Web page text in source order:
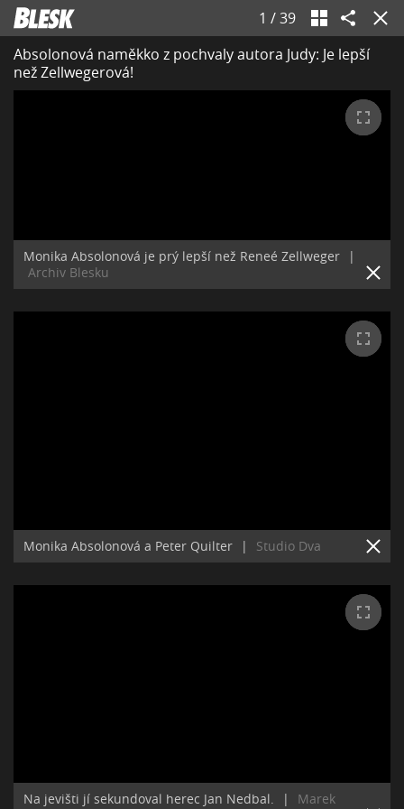
1 /39
Absolonová naměkko z pochvaly autora Judy: Je lepší
než Zellwegerová!
Monika Absolonová je prý lepší než Reneé Zellweger
|
Archiv Blesku
Monika Absolonová a Peter Quilter | Studio Dva
Na jevišti jí sekundoval herec Jan Nedbal. |
Marek